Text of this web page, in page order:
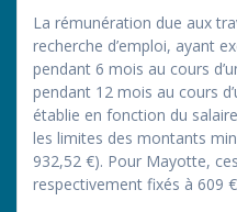
La rémunération due aux
recherche d’emploi, ayant
pendant 6 mois au cours
pendant 12 mois au cours
établie en fonction du
les limites des montants
932,52 €). Pour Mayotte,
respectivement fixés à 609